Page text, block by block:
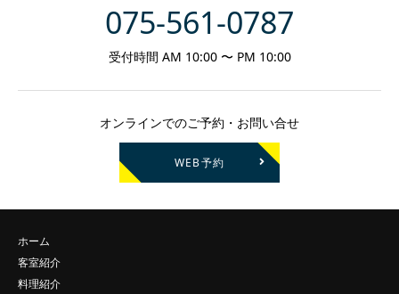
075-561-0787
受付時間 AM 10:00 〜 PM 10:00
オンラインでのご予約・お問い合せ
WEB予約
ホーム
客室紹介
料理紹介